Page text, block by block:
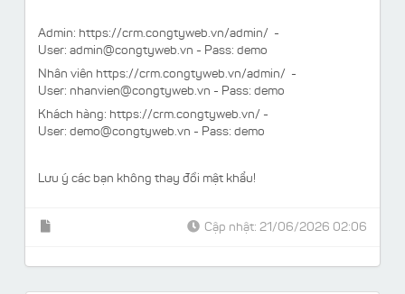
Admin: https://crm.congtyweb.vn/admin/ -
User: admin@congtyweb.vn - Pass: demo
Nhân viên https://crm.congtyweb.vn/admin/ -
User: nhanvien@congtyweb.vn - Pass: demo
Khách hàng: https://crm.congtyweb.vn/ -
User: demo@congtyweb.vn - Pass: demo
Lưu ý các bạn không thay đổi mật khẩu!
Cập nhật: 21/06/2026 02:06